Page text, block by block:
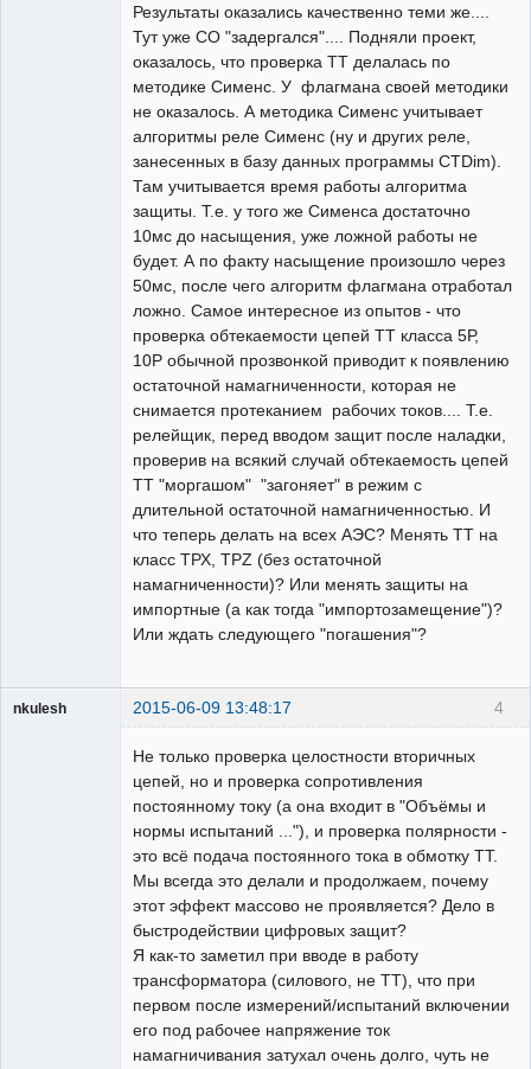
Результаты оказались качественно теми же....
Тут уже СО "задергался".... Подняли проект,
оказалось, что проверка ТТ делалась по
методике Сименс. У флагмана своей методики
не оказалось. А методика Сименс учитывает
алгоритмы реле Сименс (ну и других реле,
занесенных в базу данных программы CTDim).
Там учитывается время работы алгоритма
защиты. Т.е. у того же Сименса достаточно
10мс до насыщения, уже ложной работы не
будет. А по факту насыщение произошло через
50мс, после чего алгоритм флагмана отработал
ложно. Самое интересное из опытов - что
проверка обтекаемости цепей ТТ класса 5Р,
10Р обычной прозвонкой приводит к появлению
остаточной намагниченности, которая не
снимается протеканием рабочих токов.... Т.е.
релейщик, перед вводом защит после наладки,
проверив на всякий случай обтекаемость цепей
ТТ "моргашом" "загоняет" в режим с
длительной остаточной намагниченностью. И
что теперь делать на всех АЭС? Менять ТТ на
класс ТРХ, ТРZ (без остаточной
намагниченности)? Или менять защиты на
импортные (а как тогда "импортозамещение")?
Или ждать следующего "погашения"?
4
nkulesh 2015-06-09 13:48:17
Не только проверка целостности вторичных
цепей, но и проверка сопротивления
постоянному току (а она входит в "Объёмы и
нормы испытаний ..."), и проверка полярности -
это всё подача постоянного тока в обмотку ТТ.
Мы всегда это делали и продолжаем, почему
этот эффект массово не проявляется? Дело в
быстродействии цифровых защит?
Я как-то заметил при вводе в работу
трансформатора (силового, не ТТ), что при
первом после измерений/испытаний включении
его под рабочее напряжение ток
намагничивания затухал очень долго, чуть не